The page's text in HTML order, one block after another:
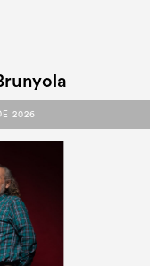
2026
2026